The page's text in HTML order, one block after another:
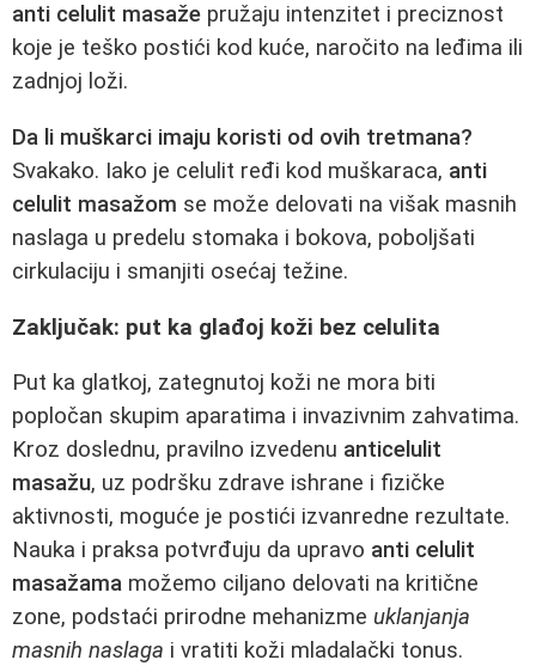
anti celulit masaže pružaju intenzitet i preciznost
koje je teško postići kod kuće, naročito na leđima ili
zadnjoj loži.
Da li muškarci imaju koristi od ovih tretmana?
Svakako. Iako je celulit ređi kod muškaraca, anti
celulit masažom se može delovati na višak masnih
naslaga u predelu stomaka i bokova, poboljšati
cirkulaciju i smanjiti osećaj težine.
Zaključak: put ka glađoj koži bez celulita
Put ka glatkoj, zategnutoj koži ne mora biti
popločan skupim aparatima i invazivnim zahvatima.
Kroz doslednu, pravilno izvedenu anticelulit
masažu, uz podršku zdrave ishrane i fizičke
aktivnosti, moguće je postići izvanredne rezultate.
Nauka i praksa potvrđuju da upravo anti celulit
masažama možemo ciljano delovati na kritične
zone, podstaći prirodne mehanizme uklanjanja
masnih naslaga i vratiti koži mladalački tonus.